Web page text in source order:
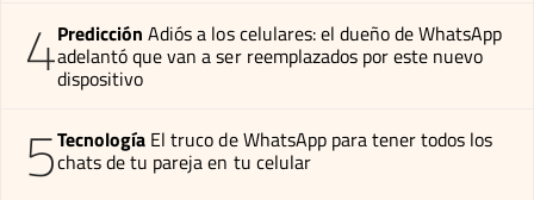
4Predicción Adiós a los celulares: el dueño de WhatsApp
adelantó que van a ser reemplazados por este nuevo
dispositivo
5Tecnología El truco de WhatsApp para tener todos los
chats de tu pareja en tu celular